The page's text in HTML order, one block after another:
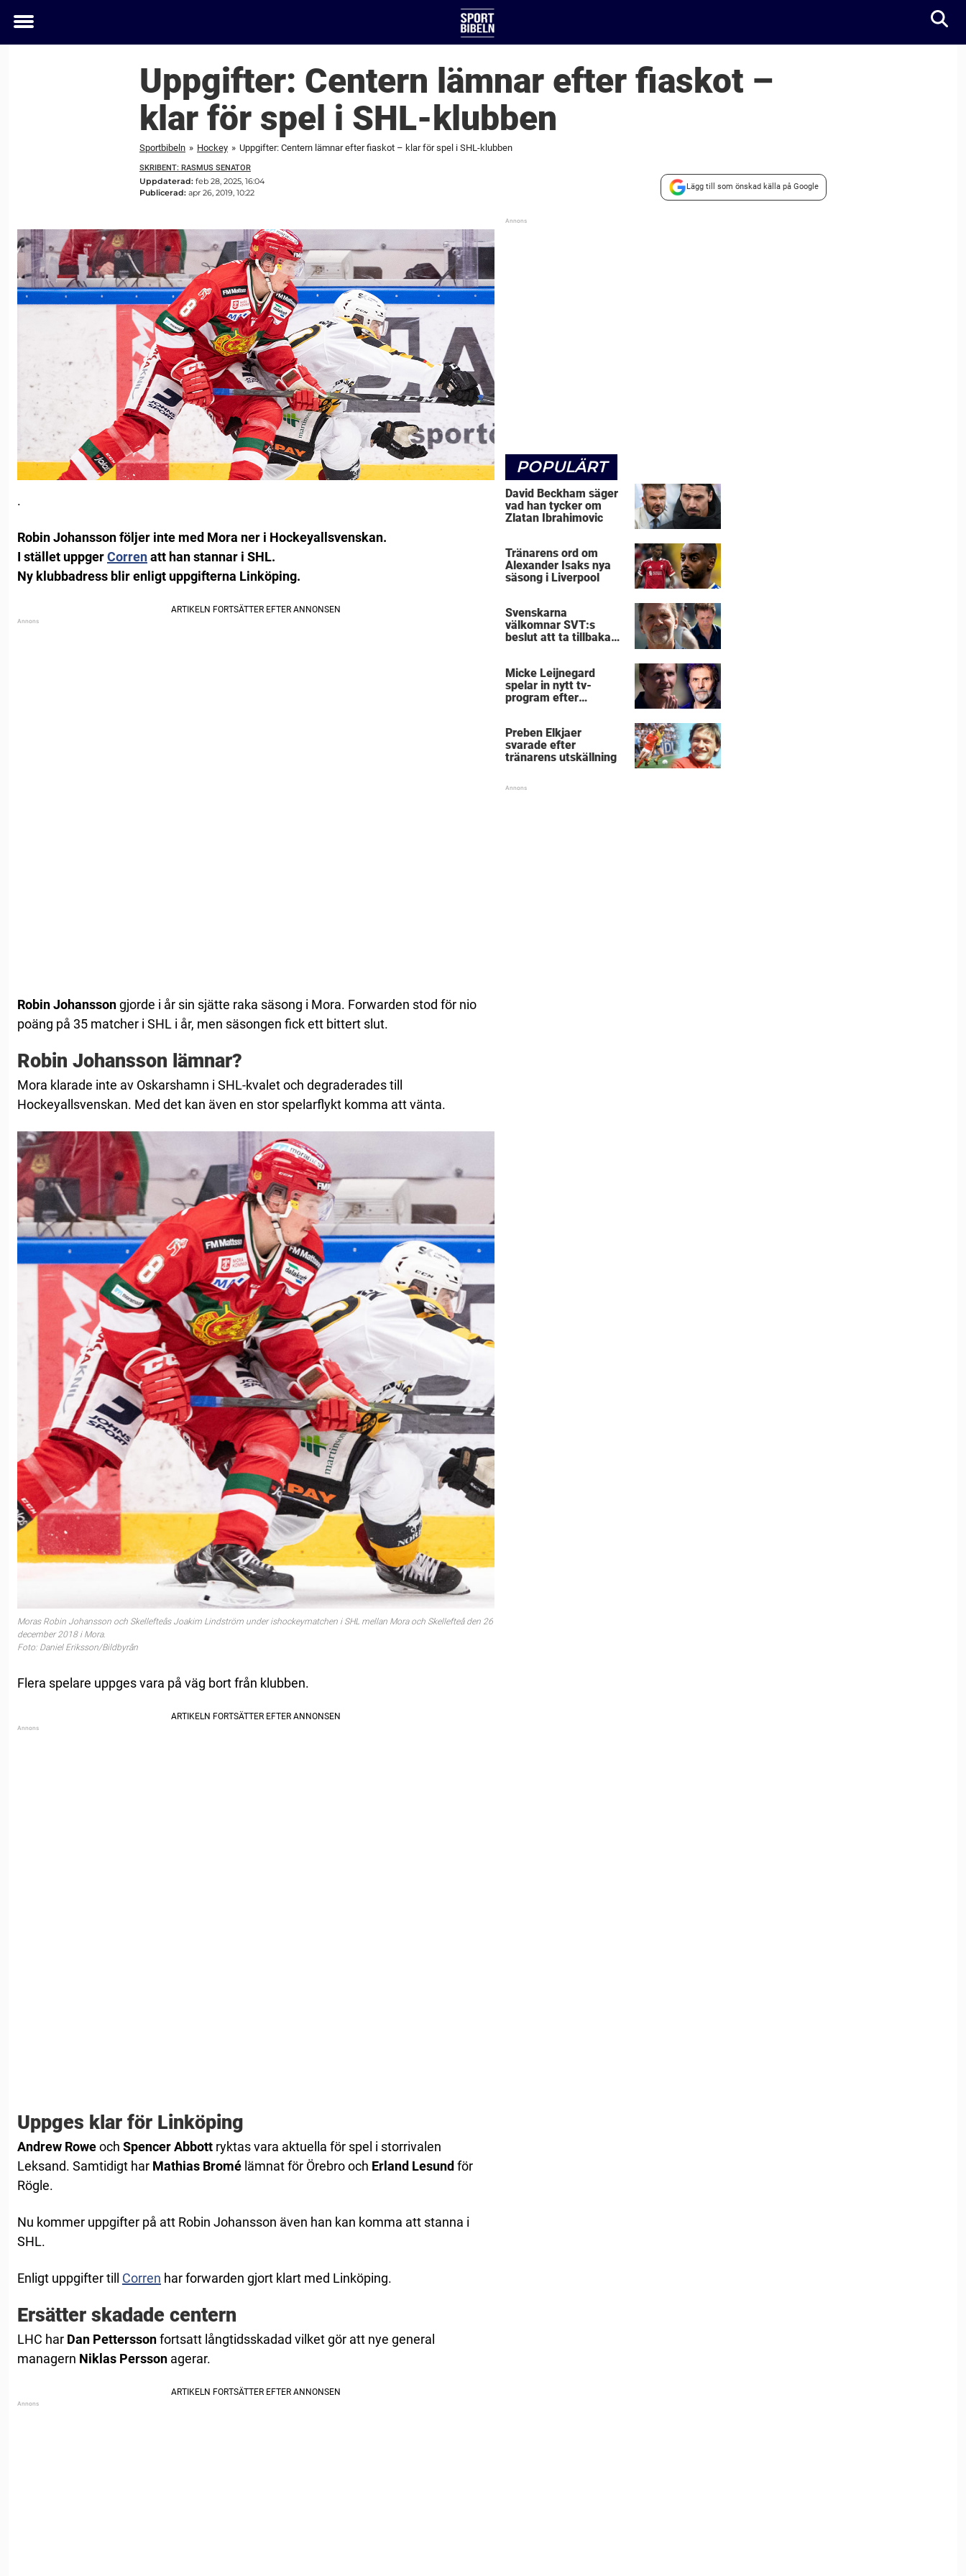
Toggle
Uppgifter: Centern lämnar efter fiaskot –
klar för spel i SHL-klubben
Sportbibeln » Hockey » Uppgifter: Centern lämnar efter fiaskot – klar för spel i SHL-klubben
SKRIBENT: RASMUS SENATOR
Uppdaterad: feb 28, 2025, 16:04
Publicerad: apr 26, 2019, 10:22
Lägg till som önskad källa på Google
.
Robin Johansson följer inte med Mora ner i Hockeyallsvenskan.
I stället uppgerCorrenatt han stannar i SHL.
Ny klubbadress blir enligt uppgifterna Linköping.
Robin Johanssongjorde i år sin sjätte raka säsong i Mora. Forwarden stod för nio
poäng på 35 matcher i SHL i år, men säsongen fick ett bittert slut.
Robin Johansson lämnar?
Mora klarade inte av Oskarshamn i SHL-kvalet och degraderades till
Hockeyallsvenskan. Med det kan även en stor spelarflykt komma att vänta.
Moras Robin Johansson och Skellefteås Joakim Lindström under ishockeymatchen i SHL mellan Mora och Skellefteå den 26
december 2018 i Mora.
Foto: Daniel Eriksson/Bildbyrån
Flera spelare uppges vara på väg bort från klubben.
Uppges klar för Linköping
Andrew Roweoch Spencer Abbott ryktas vara aktuella för spel i storrivalen
Leksand. Samtidigt har Mathias Bromé lämnat för Örebro och Erland Lesund för
Rögle.
Nu kommer uppgifter på att Robin Johansson även han kan komma att stanna i
SHL.
Enligt uppgifter till Corren har forwarden gjort klart med Linköping.
Ersätter skadade centern
LHC har Dan Petterssonfortsatt långtidsskadad vilket gör att nye general
managern Niklas Persson agerar.
POPULÄRT
David Beckham säger
vad han tycker om
Zlatan Ibrahimovic
Tränarens ord om
Alexander Isaks nya
säsong i Liverpool
Svenskarna
välkomnar SVT:s
beslut att ta tillbaka
Micke Leijnegard
spelar in nytt tv-
program efter
Preben Elkjaer
svarade efter
tränarens utskällning